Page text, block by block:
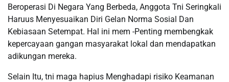
Beroperasi Di Negara Yang Berbeda, Anggota Tni Seringkali
Haruus Menyesuaikan Diri Gelan Norma Sosial Dan
Kebiasaan Setempat. Hal ini mem -Penting membengkak
kepercayaan gangan masyarakat lokal dan mendapatkan
adikungan mereka.
Selain Itu, tni maga hapius Menghadapi risiko Keamanan